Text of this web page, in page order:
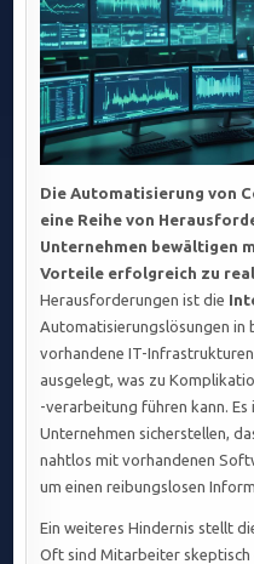
Die Automatisierung von
eine Reihe von
Unternehmen bewältigen
Vorteile erfolgreich zu
Herausforderungen ist die
Automatisierungslösungen in
vorhandene IT-
ausgelegt, was zu
-verarbeitung führen kann. Es
Unternehmen sicherstellen,
nahtlos mit vorhandenen
um einen reibungslosen
Ein weiteres Hindernis stellt
Oft sind Mitarbeiter